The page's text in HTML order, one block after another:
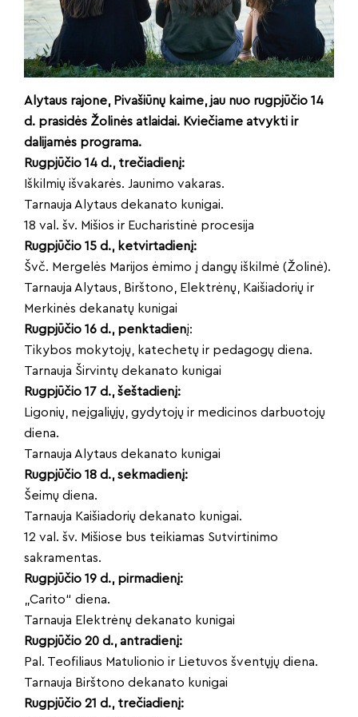
Alytaus rajone, Pivašiūnų kaime, jau nuo rugpjūčio 14
d. prasidės Žolinės atlaidai. Kviečiame atvykti ir
dalijamės programa.
Rugpjūčio 14 d., trečiadienį:
Iškilmių išvakarės. Jaunimo vakaras.
Tarnauja Alytaus dekanato kunigai.
18 val. šv. Mišios ir Eucharistinė procesija
Rugpjūčio 15 d., ketvirtadienį:
Švč. Mergelės Marijos ėmimo į dangų iškilmė (Žolinė).
Tarnauja Alytaus, Birštono, Elektrėnų, Kaišiadorių ir
Merkinės dekanatų kunigai
Rugpjūčio 16 d., penktadienį:
Tikybos mokytojų, katechetų ir pedagogų diena.
Tarnauja Širvintų dekanato kunigai
Rugpjūčio 17 d., šeštadienį:
Ligonių, neįgaliųjų, gydytojų ir medicinos darbuotojų
diena.
Tarnauja Alytaus dekanato kunigai
Rugpjūčio 18 d., sekmadienį:
Šeimų diena.
Tarnauja Kaišiadorių dekanato kunigai.
12 val. šv. Mišiose bus teikiamas Sutvirtinimo
sakramentas.
Rugpjūčio 19 d., pirmadienį:
„Carito“ diena.
Tarnauja Elektrėnų dekanato kunigai
Rugpjūčio 20 d., antradienį:
Pal. Teofiliaus Matulionio ir Lietuvos šventųjų diena.
Tarnauja Birštono dekanato kunigai
Rugpjūčio 21 d., trečiadienį: